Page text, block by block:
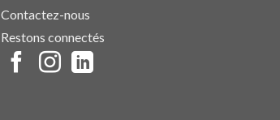
Contactez-nous
Restons connectés